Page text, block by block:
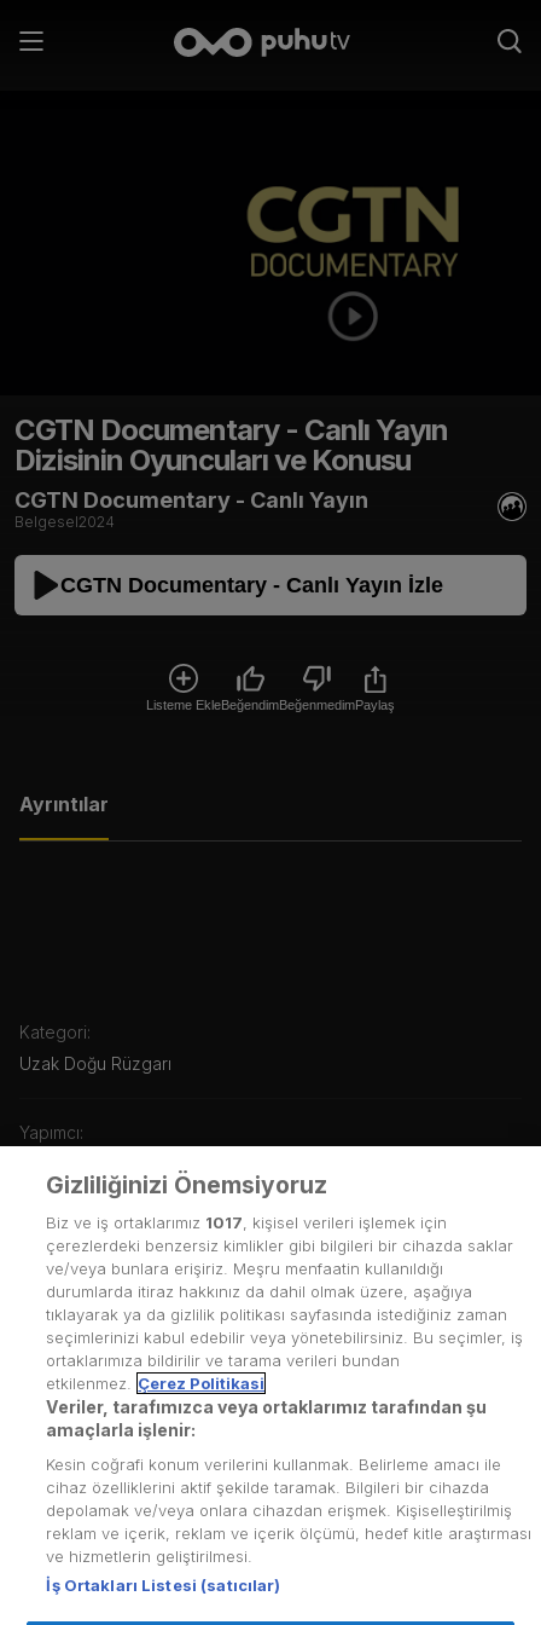
CGTN Documentary - Canlı Yayın
Dizisinin Oyuncuları ve Konusu
CGTN Documentary - Canlı Yayın
Belgesel2024
CGTN Documentary - Canlı Yayın İzle
Listeme EkleBeğendimBeğenmedimPaylaş
Ayrıntılar
Kategori:
Uzak Doğu Rüzgarı
Yapımcı:
Yapım Yılı:
2024
Kullanım Koşulları
Üyelik Sözleşmesi
Kvkk Politikası
Çerez Politikası
Gizliliğinizi Önemsiyoruz
Biz ve iş ortaklarımız 1017 , kişisel verileri işlemek için
çerezlerdeki benzersiz kimlikler gibi bilgileri bir cihazda saklar
ve/veya bunlara erişiriz. Meşru menfaatin kullanıldığı
durumlarda itiraz hakkınız da dahil olmak üzere, aşağıya
tıklayarak ya da gizlilik politikası sayfasında istediğiniz zaman
seçimlerinizi kabul edebilir veya yönetebilirsiniz. Bu seçimler, iş
ortaklarımıza bildirilir ve tarama verileri bundan
etkilenmez.
Çerez Politikasi
Veriler, tarafımızca veya ortaklarımız tarafından şu
amaçlarla işlenir:
Kesin coğrafi konum verilerini kullanmak. Belirleme amacı ile
cihaz özelliklerini aktif şekilde taramak. Bilgileri bir cihazda
depolamak ve/veya onlara cihazdan erişmek. Kişiselleştirilmiş
reklam ve içerik, reklam ve içerik ölçümü, hedef kitle araştırması
ve hizmetlerin geliştirilmesi.
İş Ortakları Listesi (satıcılar)